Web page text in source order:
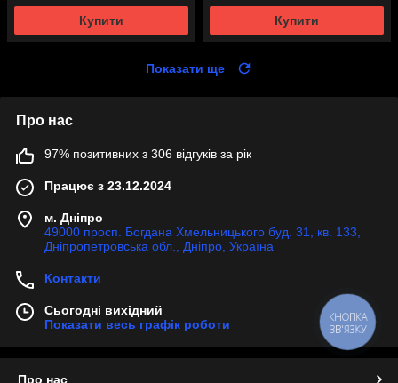
Купити Купити
Показати ще
Про нас
97% позитивних з 306 відгуків за рік
Працює з 23.12.2024
м. Дніпро
49000 просп. Богдана Хмельницького буд. 31, кв. 133,
Дніпропетровська обл., Дніпро, Україна
Контакти
Сьогодні вихідний
Показати весь графік роботи
Про нас
КНОПКА
ЗВ'ЯЗКУ